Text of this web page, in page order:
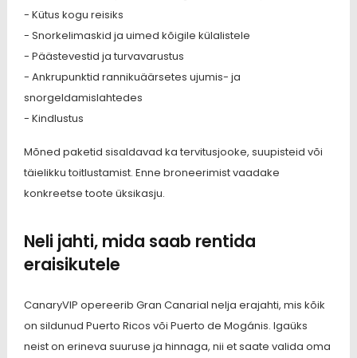
- Kütus kogu reisiks
- Snorkelimaskid ja uimed kõigile külalistele
- Päästevestid ja turvavarustus
- Ankrupunktid rannikuäärsetes ujumis- ja
snorgeldamislahtedes
- Kindlustus
Mõned paketid sisaldavad ka tervitusjooke, suupisteid või
täielikku toitlustamist. Enne broneerimist vaadake
konkreetse toote üksikasju.
Neli jahti, mida saab rentida
eraisikutele
CanaryVIP opereerib Gran Canarial nelja erajahti, mis kõik
on sildunud Puerto Ricos või Puerto de Mogánis. Igaüks
neist on erineva suuruse ja hinnaga, nii et saate valida oma